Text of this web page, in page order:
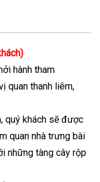
hành tham
quan thanh liêm,
khách sẽ được
quan nhà trưng bài
những tàng cây rộp